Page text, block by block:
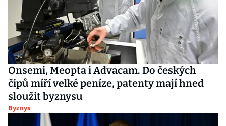
Onsemi, Meopta i Advacam. Do českých
čipů míří velké peníze, patenty mají hned
sloužit byznysu
Byznys